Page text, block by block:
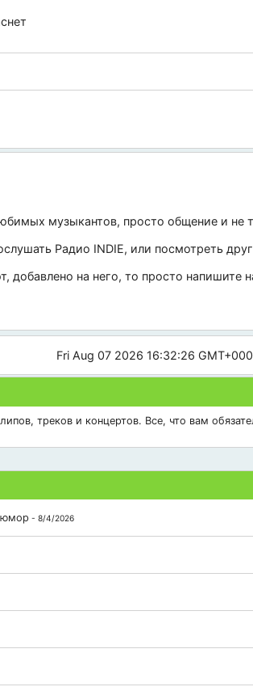
музыкантов, просто общение и не
Радио INDIE, или посмотреть
добавлено на него, то просто напишите
Fri Aug 07 2026 16:32:26
треков и концертов. Все, что вам
- 8/4/2026